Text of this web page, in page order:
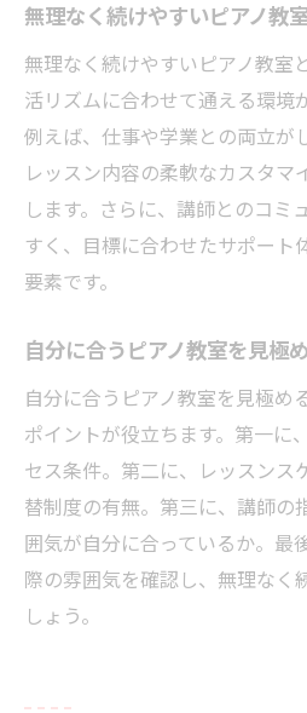
て
生活リズムになじむ
子どもに合うピアノ
目安
レッスン開始時期と
ント
子どもの成長に寄り
とは
ピアノ教室と他の習
える
親が安心できるピア
スケジュール管理で失敗し
無理なく続けやすいピアノ教
無理なく続けやすいピアノ教室
活リズムに合わせて通える環境
例えば、仕事や学業との両立が
レッスン内容の柔軟なカスタマ
します。さらに、講師とのコミ
すく、目標に合わせたサポート
要素です。
自分に合うピアノ教室を見極
自分に合うピアノ教室を見極め
ポイントが役立ちます。第一に
セス条件。第二に、レッスンス
替制度の有無。第三に、講師の
囲気が自分に合っているか。最
際の雰囲気を確認し、無理なく
しょう。